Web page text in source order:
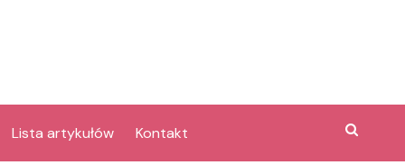
Lista artykułów Kontakt